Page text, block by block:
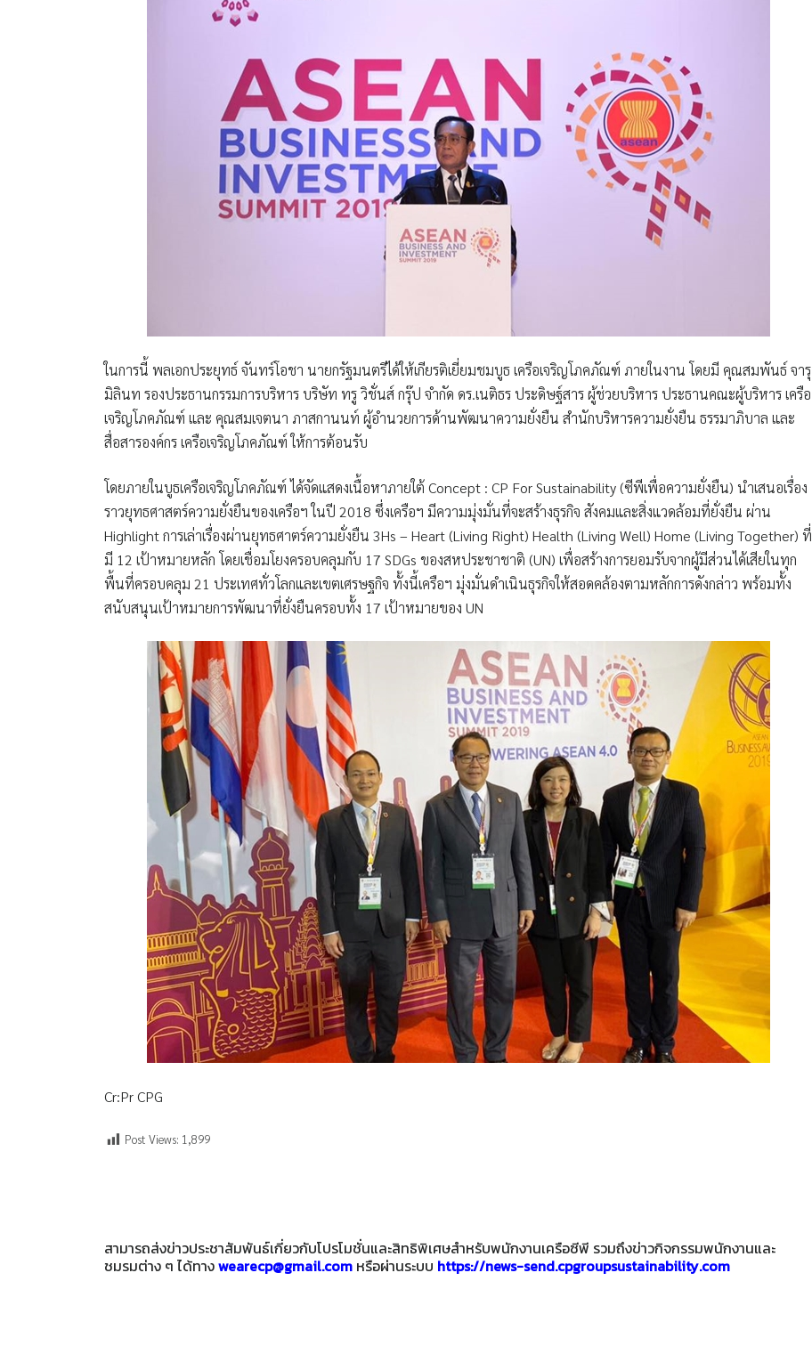
ในการนี้ พลเอกประยุทธ์ จันทร์โอชา นายกรัฐมนตรีได้ให้เกียรติเยี่ยมชมบูธ เครือเจริญโภคภัณฑ์ ภายในงาน โดยมี คุณสมพันธ์ จารุ
มิลินท รองประธานกรรมการบริหาร บริษัท ทรู วิชั่นส์ กรุ๊ป จำกัด ดร.เนติธร ประดิษฐ์สาร ผู้ช่วยบริหาร ประธานคณะผู้บริหาร เครือ
เจริญโภคภัณฑ์ และ คุณสมเจตนา ภาสกานนท์ ผู้อำนวยการด้านพัฒนาความยั่งยืน สำนักบริหารความยั่งยืน ธรรมาภิบาล และ
สื่อสารองค์กร เครือเจริญโภคภัณฑ์ให้การต้อนรับ
โดยภายในบูธเครือเจริญโภคภัณฑ์ ได้จัดแสดงเนื้อหาภายใต้ Concept : CP For Sustainability (ซีพีเพื่อความยั่งยืน) นำเสนอเรื่อง
ราวยุทธศาสตร์ความยั่งยืนของเครือฯ ในปี 2018 ซึ่งเครือฯ มีความมุ่งมั่นที่จะสร้างธุรกิจ สังคมและสิ่งแวดล้อมที่ยั่งยืน ผ่าน
Highlight การเล่าเรื่องผ่านยุทธศาตร์ความยั่งยืน 3Hs – Heart (Living Right) Health (Living Well) Home (Living Together) ที่
มี 12 เป้าหมายหลัก โดยเชื่อมโยงครอบคลุมกับ 17 SDGs ของสหประชาชาติ (UN) เพื่อสร้างการยอมรับจากผู้มีส่วนได้เสียในทุก
พื้นที่ครอบคลุม 21 ประเทศทั่วโลกและเขตเศรษฐกิจ ทั้งนี้เครือฯ มุ่งมั่นดำเนินธุรกิจให้สอดคล้องตามหลักการดังกล่าว พร้อมทั้ง
สนับสนุนเป้าหมายการพัฒนาที่ยั่งยืนครอบทั้ง 17 เป้าหมายของ UN
Cr:Pr CPG
Post Views: 1,899
สามารถส่งข่าวประชาสัมพันธ์เกี่ยวกับโปรโมชั่นและสิทธิพิเศษสำหรับพนักงานเครือซีพี รวมถึงข่าวกิจกรรมพนักงานและ
ชมรมต่าง ๆ ได้ทางwearecp@gmail.com หรือผ่านระบบ https://news-send.cpgroupsustainability.com